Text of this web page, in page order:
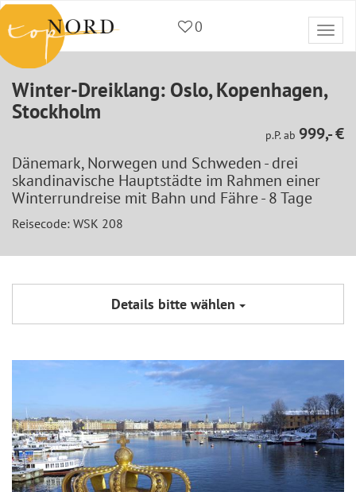
0
Winter-Dreiklang: Oslo, Kopenhagen,
Stockholm
p.P. ab 999,- €
Dänemark, Norwegen und Schweden - drei
skandinavische Hauptstädte im Rahmen einer
Winterrundreise mit Bahn und Fähre - 8 Tage
Reisecode: WSK 208
Details bitte wählen